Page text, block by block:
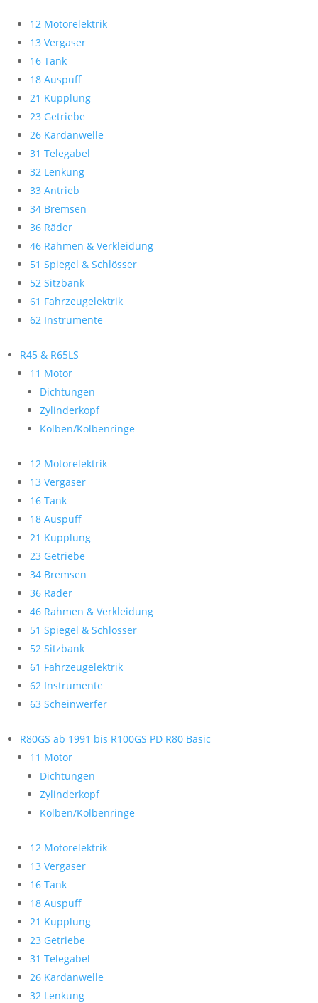
12 Motorelektrik
13 Vergaser
16 Tank
18 Auspuff
21 Kupplung
23 Getriebe
26 Kardanwelle
31 Telegabel
32 Lenkung
33 Antrieb
34 Bremsen
36 Räder
46 Rahmen & Verkleidung
51 Spiegel & Schlösser
52 Sitzbank
61 Fahrzeugelektrik
62 Instrumente
R45 & R65LS
11 Motor
Dichtungen
Zylinderkopf
Kolben/Kolbenringe
12 Motorelektrik
13 Vergaser
16 Tank
18 Auspuff
21 Kupplung
23 Getriebe
34 Bremsen
36 Räder
46 Rahmen & Verkleidung
51 Spiegel & Schlösser
52 Sitzbank
61 Fahrzeugelektrik
62 Instrumente
63 Scheinwerfer
R80GS ab 1991 bis R100GS PD R80 Basic
11 Motor
Dichtungen
Zylinderkopf
Kolben/Kolbenringe
12 Motorelektrik
13 Vergaser
16 Tank
18 Auspuff
21 Kupplung
23 Getriebe
31 Telegabel
26 Kardanwelle
32 Lenkung